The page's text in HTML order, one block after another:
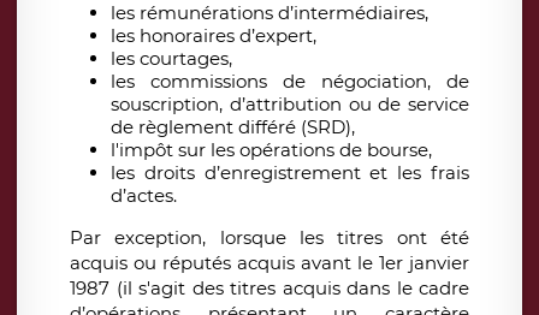
les rémunérations d’intermédiaires,
les honoraires d’expert,
les courtages,
les commissions de négociation, de
souscription, d’attribution ou de service
de règlement différé (SRD),
l'impôt sur les opérations de bourse,
les droits d’enregistrement et les frais
d’actes.
Par exception, lorsque les titres ont été
acquis ou réputés acquis avant le 1er janvier
1987 (il s'agit des titres acquis dans le cadre